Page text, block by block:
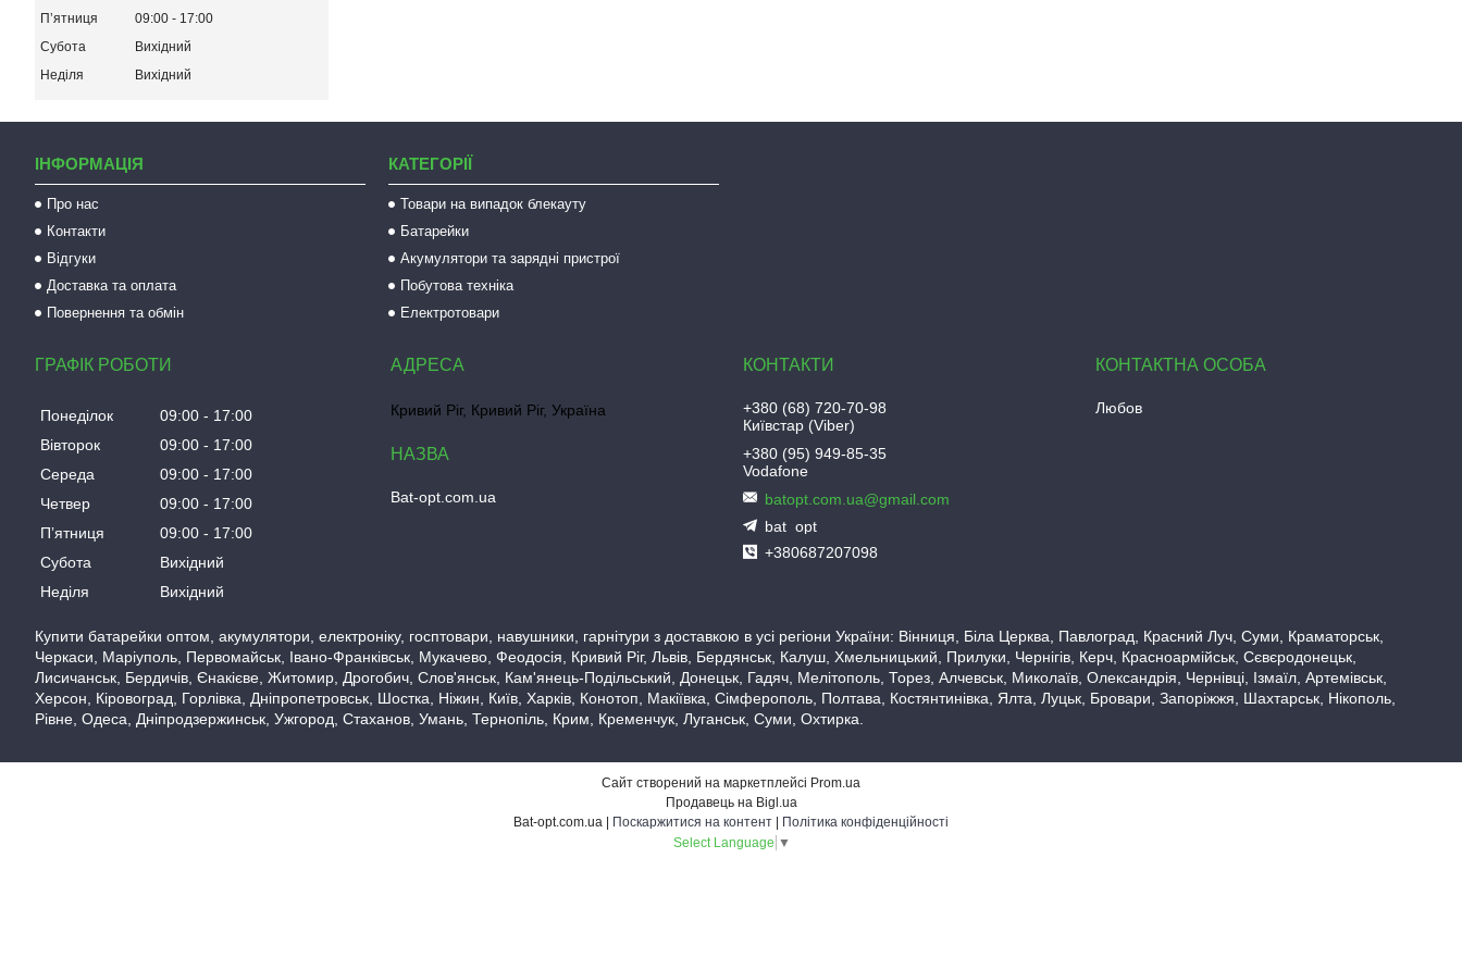
Пʼятниця
09:00
17:00
Субота
Вихідний
Неділя
Вихідний
ІНФОРМАЦІЯ
Про нас
Контакти
Відгуки
Доставка та оплата
Повернення та обмін
КАТЕГОРІЇ
Товари на випадок блекауту
Батарейки
Акумулятори та зарядні пристрої
Побутова техніка
Електротовари
ГРАФІК РОБОТИ
Понеділок 09:00
17:00
Вівторок
09:00
17:00
Середа
09:00
17:00
Четвер
09:00
17:00
Пʼятниця
09:00
17:00
Субота
Вихідний
Неділя
Вихідний
Кривий Ріг, Кривий Ріг, Україна
Bat-opt.com.ua
+380 (68) 720-70-98
Київстар (Viber)
+380 (95) 949-85-35
Vodafone
batopt.com.ua@gmail.com
bat_opt
+380687207098
Любов
Купити батарейки оптом, акумулятори, електроніку, госптовари, навушники, гарнітури з доставкою в усі регіони України: Вінниця, Біла Церква, Павлоград, Красний Луч, Суми, Краматорськ,
Черкаси, Маріуполь, Первомайськ, Івано-Франківськ, Мукачево, Феодосія, Кривий Ріг, Львів, Бердянськ, Калуш, Хмельницький, Прилуки, Чернігів, Керч, Красноармійськ, Сєвєродонецьк,
Лисичанськ, Бердичів, Єнакієве, Житомир, Дрогобич, Слов'янськ, Кам'янець-Подільський, Донецьк, Гадяч, Мелітополь, Торез, Алчевськ, Миколаїв, Олександрія, Чернівці, Ізмаїл, Артемівськ,
Херсон, Кіровоград, Горлівка, Дніпропетровськ, Шостка, Ніжин, Київ, Харків, Конотоп, Макіївка, Сімферополь, Полтава, Костянтинівка, Ялта, Луцьк, Бровари, Запоріжжя, Шахтарськ, Нікополь,
Рівне, Одеса, Дніпродзержинськ, Ужгород, Стаханов, Умань, Тернопіль, Крим, Кременчук, Луганськ, Суми, Охтирка.
Сайт створений на маркетплейсі Prom.ua
Продавець на Bigl.ua
Поскаржитися на контент
Політика конфіденційності
Select Language ▼